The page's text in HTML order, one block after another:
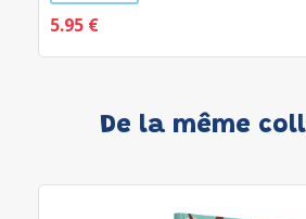
5.95 €
De la même